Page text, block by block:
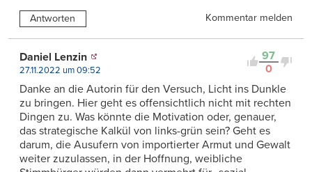
Antworten Kommentar melden
97
0
Daniel Lenzin
27.11.2022 um 09:52
Danke an die Autorin für den Versuch, Licht ins Dunkle
zu bringen. Hier geht es offensichtlich nicht mit rechten
Dingen zu. Was könnte die Motivation oder, genauer,
das strategische Kalkül von links-grün sein? Geht es
darum, die Ausufern von importierter Armut und Gewalt
weiter zuzulassen, in der Hoffnung, weibliche